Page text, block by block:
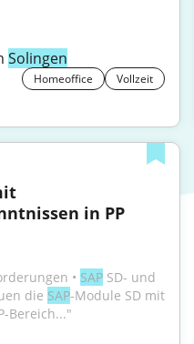
Solingen
Homeoffice Vollzeit
in PP
• SAP SD- und
die SAP-Module SD mit
Bereich..."